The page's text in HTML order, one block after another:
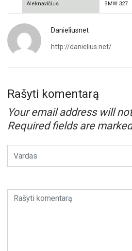
Aleknavičius
BMW 327
Danieliusnet
http://danielius.net/
Rašyti komentarą
Your email address will
Required fields are